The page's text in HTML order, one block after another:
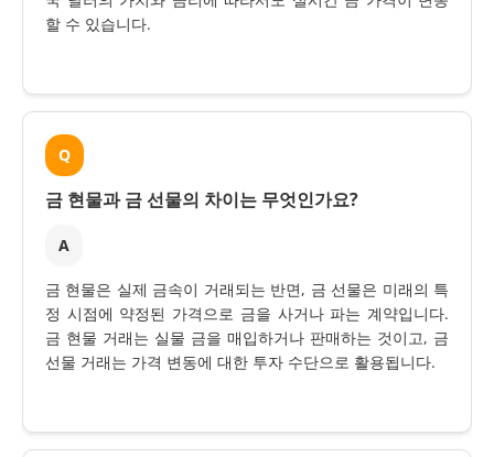
할 수 있습니다.
Q
금 현물과 금 선물의 차이는 무엇인가요?
A
금 현물은 실제 금속이 거래되는 반면, 금 선물은 미래의 특
정 시점에 약정된 가격으로 금을 사거나 파는 계약입니다.
금 현물 거래는 실물 금을 매입하거나 판매하는 것이고, 금
선물 거래는 가격 변동에 대한 투자 수단으로 활용됩니다.